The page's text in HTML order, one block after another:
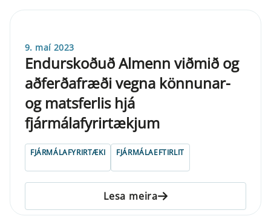
9. maí 2023
Endurskoðuð Almenn viðmið og
aðferðafræði vegna könnunar-
og matsferlis hjá
fjármálafyrirtækjum
FJÁRMÁLAFYRIRTÆKI FJÁRMÁLAEFTIRLIT
Lesa meira